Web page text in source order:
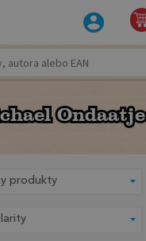
Ondaatje
Ondaatje